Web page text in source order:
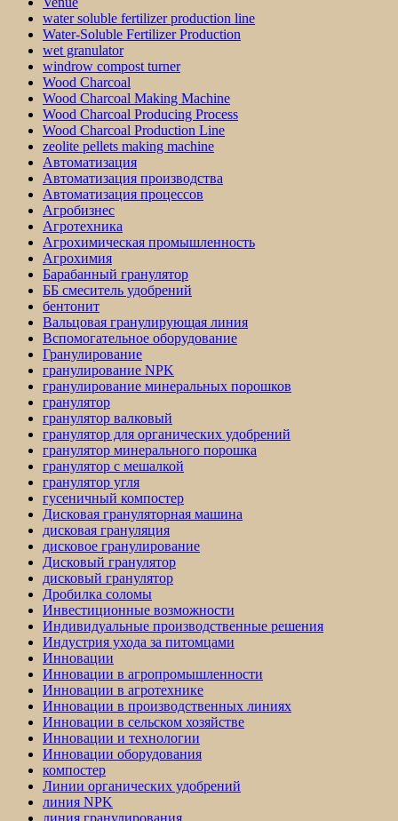
water soluble fertilizer production line
Water-Soluble Fertilizer Production
wet granulator
windrow compost turner
Wood Charcoal
Wood Charcoal Making Machine
Wood Charcoal Producing Process
Wood Charcoal Production Line
zeolite pellets making machine
Автоматизация
Автоматизация производства
Автоматизация процессов
Агробизнес
Агротехника
Агрохимическая промышленность
Агрохимия
Барабанный гранулятор
ББ смеситель удобрений
бентонит
Вальцовая гранулирующая линия
Вспомогательное оборудование
Гранулирование
гранулирование NPK
гранулирование минеральных порошков
гранулятор
гранулятор валковый
гранулятор для органических удобрений
гранулятор минерального порошка
гранулятор с мешалкой
гранулятор угля
гусеничный компостер
Дисковая грануляторная машина
дисковая грануляция
дисковое гранулирование
Дисковый гранулятор
дисковый гранулятор
Дробилка соломы
Инвестиционные возможности
Индивидуальные производственные решения
Индустрия ухода за питомцами
Инновации
Инновации в агропромышленности
Инновации в агротехнике
Инновации в производственных линиях
Инновации в сельском хозяйстве
Инновации и технологии
Инновации оборудования
компостер
Линии органических удобрений
линия NPK